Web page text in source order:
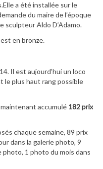
a été installée sur le
du maire de l’époque
sculpteur Aldo D’Adamo.
en bronze.
Il est aujourd’hui un loco
le plus haut rang possible
accumulé 182 prix
chaque semaine, 89 prix
dans la galerie photo, 9
photo, 1 photo du mois dans